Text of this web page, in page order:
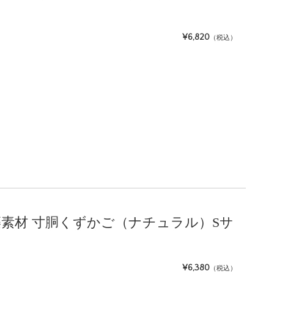
¥6,820 （税込）
素材 寸胴くずかご（ナチュラル）Sサ
¥6,380 （税込）